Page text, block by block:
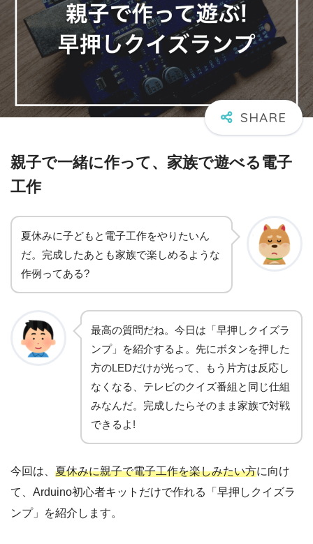
親子で一緒に作って、家族で遊べる電子
工作
夏休みに子どもと電子工作をやりたいん
だ。完成したあとも家族で楽しめるような
作例ってある?
最高の質問だね。今日は「早押しクイズラ
ンプ」を紹介するよ。先にボタンを押した
方のLEDだけが光って、もう片方は反応し
なくなる、テレビのクイズ番組と同じ仕組
みなんだ。完成したらそのまま家族で対戦
できるよ!
今回は、 夏休みに親子で電子工作を楽しみたい方に向け
て、Arduino初心者キットだけで作れる「早押しクイズラ
ンプ」を紹介します。